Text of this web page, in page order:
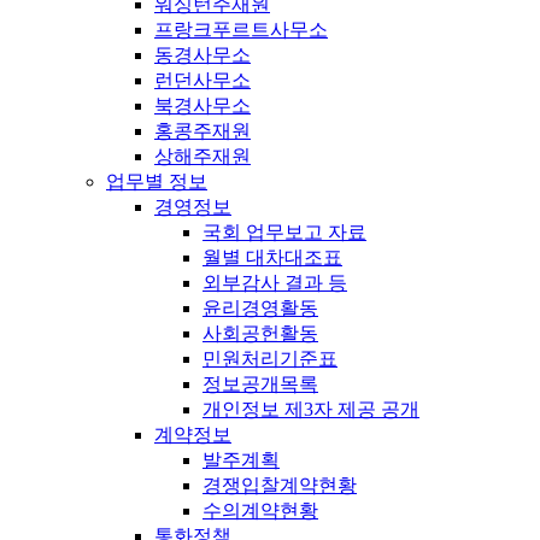
워싱턴주재원
프랑크푸르트사무소
동경사무소
런던사무소
북경사무소
홍콩주재원
상해주재원
업무별 정보
경영정보
국회 업무보고 자료
월별 대차대조표
외부감사 결과 등
윤리경영활동
사회공헌활동
민원처리기준표
정보공개목록
개인정보 제3자 제공 공개
계약정보
발주계획
경쟁입찰계약현황
수의계약현황